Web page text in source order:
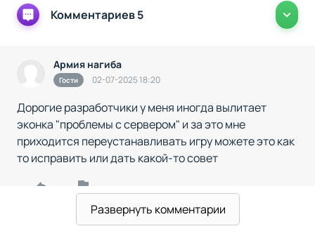
Комментариев 5
Армия нагиба
Гости 02-07-2025 18:20
Дорогие разработчики у меня иногда вылитает
эконка "проблемы с сервером" и за это мне
приходится переустанавливать игру можете это как
то исправить или дать какой-то совет
Развернуть комментарии